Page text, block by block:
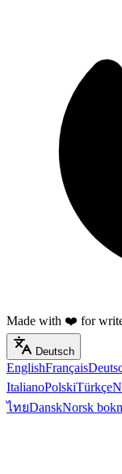
Made with ❤️ for
Deutsch
EnglishFrançais
ItalianoPolskiTürkçe
ไทยDanskNorsk